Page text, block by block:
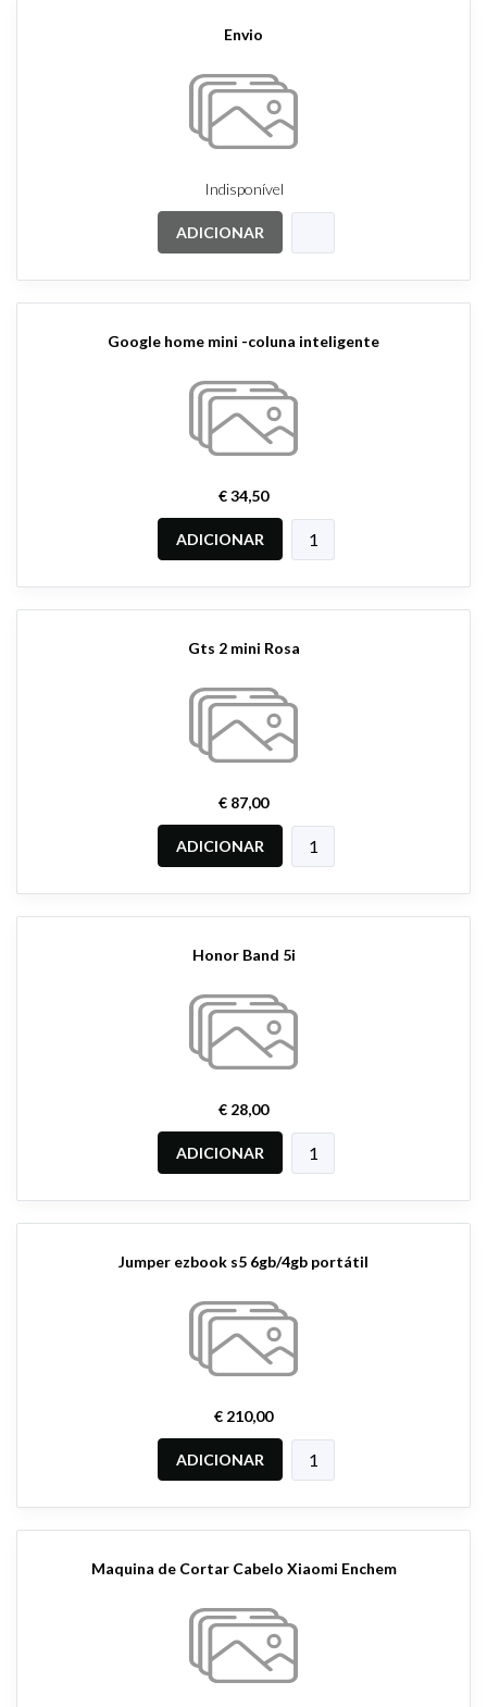
Envio
Indisponível
ADICIONAR
Google home mini -coluna inteligente
€ 34,50
ADICIONAR
Gts 2 mini Rosa
€ 87,00
ADICIONAR
Honor Band 5i
€ 28,00
ADICIONAR
Jumper ezbook s5 6gb/4gb portátil
€ 210,00
ADICIONAR
Maquina de Cortar Cabelo Xiaomi Enchem